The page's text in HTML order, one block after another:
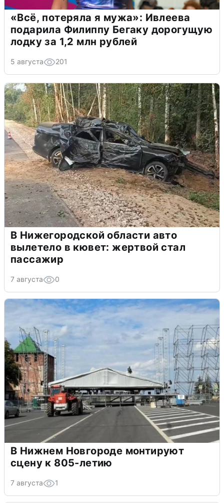
«Всё, потеряла я мужа»: Ивлеева
подарила Филиппу Бегаку дорогущую
лодку за 1,2 млн рублей
5 августа 201
В Нижегородской области авто
вылетело в кювет: жертвой стал
пассажир
7 августа 0
В Нижнем Новгороде монтируют
сцену к 805-летию
7 августа 1